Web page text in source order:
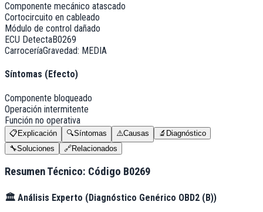
Componente mecánico atascado
Cortocircuito en cableado
Módulo de control dañado
ECU DetectaB0269
CarroceríaGravedad: MEDIA
Síntomas (Efecto)
Componente bloqueado
Operación intermitente
Función no operativa
📋 Explicación 🔍Síntomas ⚠️Causas 🔬 Diagnóstico
🔧Soluciones 🔗Relacionados
Resumen Técnico: Código B0269
🏛️ Análisis Experto (Diagnóstico Genérico OBD2 (B))